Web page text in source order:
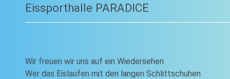
Eissporthalle PARADICE
Wir freuen wir uns auf ein Wiedersehen.
Wer das Eislaufen mit den langen Schlittschuhen